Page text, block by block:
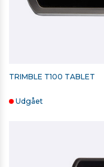
TRIMBLE T100 TABLET
Udgået